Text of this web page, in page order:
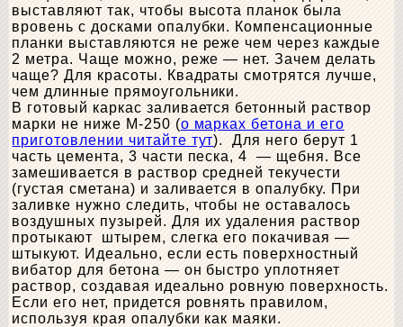
выставляют так, чтобы высота планок была
вровень с досками опалубки. Компенсационные
планки выставляются не реже чем через каждые
2 метра. Чаще можно, реже — нет. Зачем делать
чаще? Для красоты. Квадраты смотрятся лучше,
чем длинные прямоугольники.
В готовый каркас заливается бетонный раствор
марки не ниже М-250 (о марках бетона и его
приготовлении читайте тут). Для него берут 1
часть цемента, 3 части песка, 4 — щебня. Все
замешивается в раствор средней текучести
(густая сметана) и заливается в опалубку. При
заливке нужно следить, чтобы не оставалось
воздушных пузырей. Для их удаления раствор
протыкают штырем, слегка его покачивая —
штыкуют. Идеально, если есть поверхностный
вибатор для бетона — он быстро уплотняет
раствор, создавая идеально ровную поверхность.
Если его нет, придется ровнять правилом,
используя края опалубки как маяки.